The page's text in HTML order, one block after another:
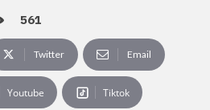
561
Twitter Email
Youtube Tiktok